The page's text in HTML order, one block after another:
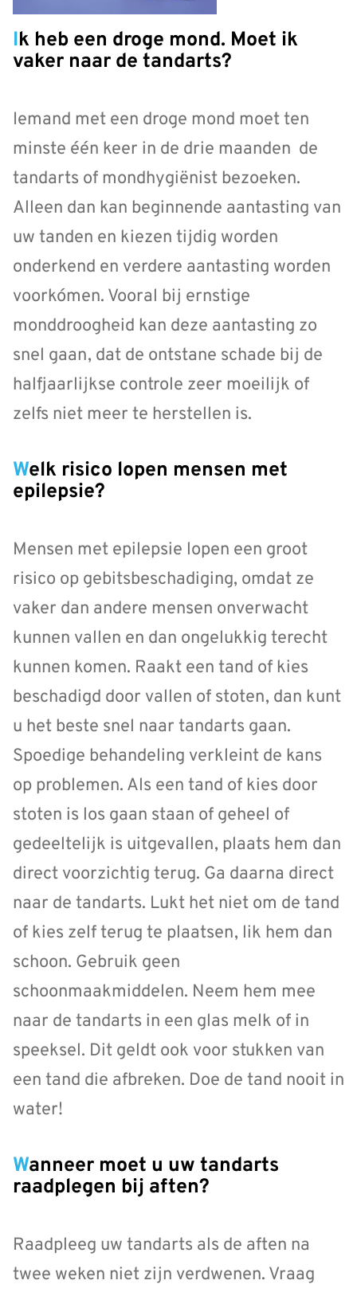
Ik heb een droge mond. Moet ik
vaker naar de tandarts?
Iemand met een droge mond moet ten
minste één keer in de drie maanden de
tandarts of mondhygiënist bezoeken.
Alleen dan kan beginnende aantasting van
uw tanden en kiezen tijdig worden
onderkend en verdere aantasting worden
voorkómen. Vooral bij ernstige
monddroogheid kan deze aantasting zo
snel gaan, dat de ontstane schade bij de
halfjaarlijkse controle zeer moeilijk of
zelfs niet meer te herstellen is.
Welk risico lopen mensen met
epilepsie?
Mensen met epilepsie lopen een groot
risico op gebitsbeschadiging, omdat ze
vaker dan andere mensen onverwacht
kunnen vallen en dan ongelukkig terecht
kunnen komen. Raakt een tand of kies
beschadigd door vallen of stoten, dan kunt
u het beste snel naar tandarts gaan.
Spoedige behandeling verkleint de kans
op problemen. Als een tand of kies door
stoten is los gaan staan of geheel of
gedeeltelijk is uitgevallen, plaats hem dan
direct voorzichtig terug. Ga daarna direct
naar de tandarts. Lukt het niet om de tand
of kies zelf terug te plaatsen, lik hem dan
schoon. Gebruik geen
schoonmaakmiddelen. Neem hem mee
naar de tandarts in een glas melk of in
speeksel. Dit geldt ook voor stukken van
een tand die afbreken. Doe de tand nooit in
water!
Wanneer moet u uw tandarts
raadplegen bij aften?
Raadpleeg uw tandarts als de aften na
twee weken niet zijn verdwenen. Vraag